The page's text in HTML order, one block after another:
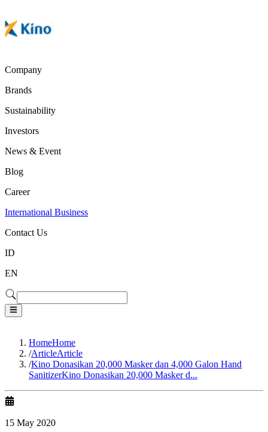
Company
Brands
Sustainability
Investors
News & Event
Blog
Career
International Business
Contact Us
ID
EN
HomeHome
/ArticleArticle
/Kino Donasikan 20,000 Masker dan 4,000 Galon Hand
SanitizerKino Donasikan 20,000 Masker d...
15 May 2020